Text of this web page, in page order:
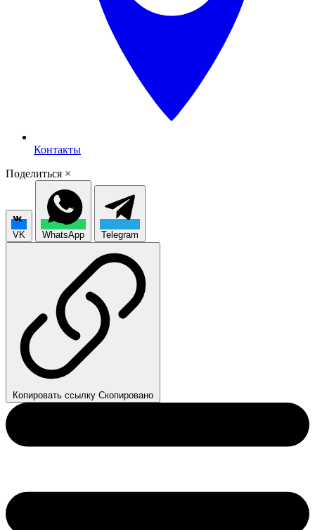
Контакты
Поделиться ×
VK WhatsApp Telegram
Копировать ссылку Скопировано